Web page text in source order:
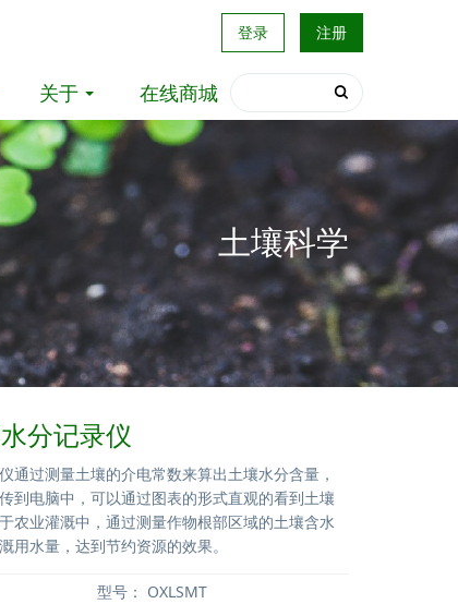
登录 注册
关于 在线商城
土壤科学
分记录仪
通过测量土壤的介电常数来算出土壤水分含量，
到电脑中，可以通过图表的形式直观的看到土壤
农业灌溉中，通过测量作物根部区域的土壤含水
用水量，达到节约资源的效果。
型号： OXLSMT